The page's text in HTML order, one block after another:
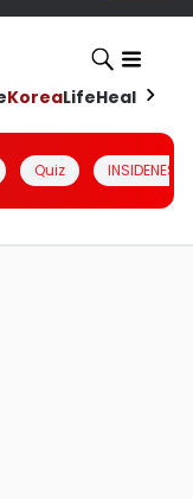
KoreaLifeHealth
Quiz INSIDENESIA